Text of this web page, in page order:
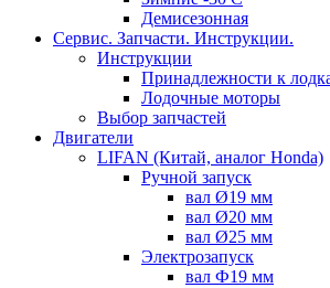
Демисезонная
Сервис. Запчасти. Инструкции.
Инструкции
Принадлежности к
Лодочные моторы
Выбор запчастей
Двигатели
LIFAN (Китай, аналог Honda)
Ручной запуск
вал Ø19 мм
вал Ø20 мм
вал Ø25 мм
Электрозапуск
вал Ф19 мм